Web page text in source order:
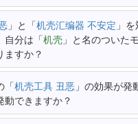
」と「机壳汇编器 不安定 」
自分は「机壳 」と名のついた
ますか？
「机壳工具 丑恶 」の効果が発
動できますか？